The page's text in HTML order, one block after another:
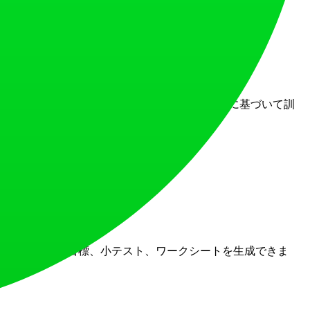
エッセイ採点AIは、多様なテキストソースに基づいて訓
化し、貴重な時間を節約します。
計画、IEP目標、小テスト、ワークシートを生成できま